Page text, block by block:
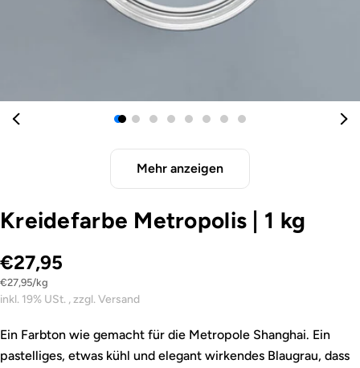
Mehr anzeigen
Kreidefarbe Metropolis 1 kg
€27,95
Stückpreis
€27,95/
pro kg
inkl. 19% USt. , zzgl. Versand
Ein Farbton wie gemacht für die Metropole Shanghai. Ein
pastelliges, etwas kühl und elegant wirkendes Blaugrau, dass